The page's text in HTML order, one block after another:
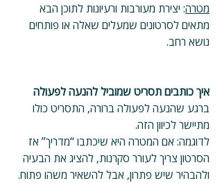
מטרה: יצירת מעורבות ורעיונות לתוכן הבא
מתאים לסרטונים שמעלים שאלה או פותחים
נושא רחב.
איך כותבים תסריט שמוביל להנעה לפעולה
ברגע שהנעה לפעולה ברורה, התסריט כולו
מתיישר לכיוון הזה.
לדוגמה: אם המטרה היא שיכתבו “מדריך” אז
הסרטון צריך לעורר סקרנות, להציג את הבעיה
ולהבהיר שיש פתרון, אבל להשאיר משהו פתוח.